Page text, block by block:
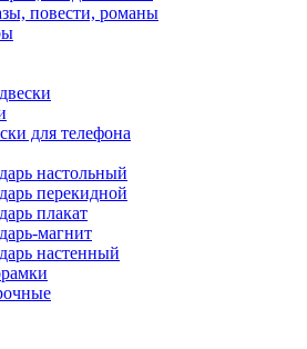
повести, романы
для телефона
настольный
перекидной
плакат
магнит
настенный